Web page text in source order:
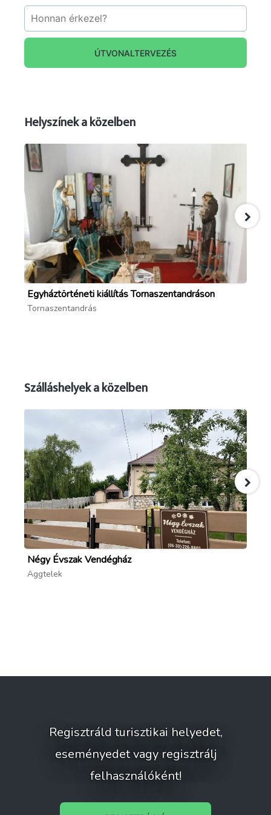
ÚTVONALTERVEZÉS
Helyszínek a közelben
Egyháztörténeti kiállítás Tornaszentandráson
Tornaszentandrás
Szálláshelyek a közelben
Négy Évszak Vendégház
Aggtelek
Regisztráld turisztikai helyedet,
eseményedet vagy regisztrálj
felhasználóként!